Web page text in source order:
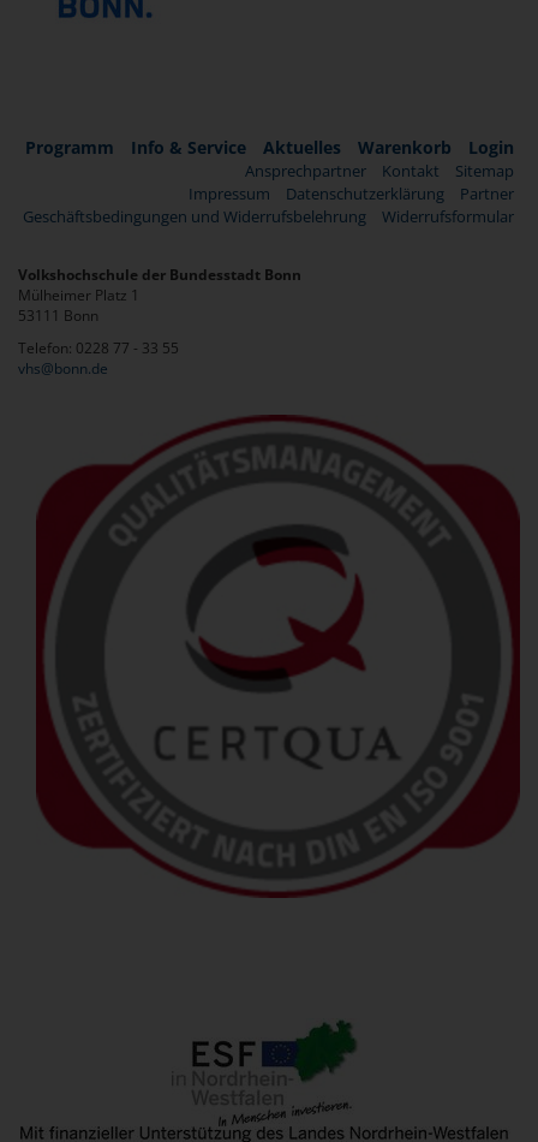
Programm Info & Service Aktuelles Warenkorb Login
Ansprechpartner Kontakt
Sitemap
Impressum
Datenschutzerklärung
Partner
Geschäftsbedingungen und Widerrufsbelehrung
Widerrufsformular
Volkshochschule der Bundesstadt Bonn
Mülheimer Platz 1
53111 Bonn
Telefon: 0228 77 - 33 55
vhs@bonn.de